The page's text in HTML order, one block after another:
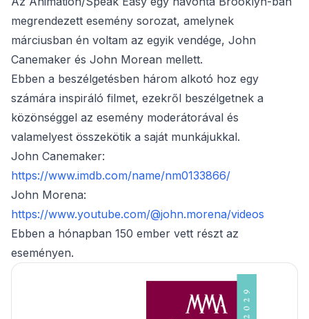
megrendezett esemény sorozat, amelynek
márciusban én voltam az egyik vendége, John
Canemaker és John Morean mellett.
Ebben a beszélgetésben három alkotó hoz egy
számára inspiráló filmet, ezekről beszélgetnek a
közönséggel az esemény moderátorával és
valamelyest összekötik a saját munkájukkal.
John Canemaker:
https://www.imdb.com/name/nm0133866/
John Morena:
https://www.youtube.com/@john.morena/videos
Ebben a hónapban 150 ember vett részt az
eseményen.